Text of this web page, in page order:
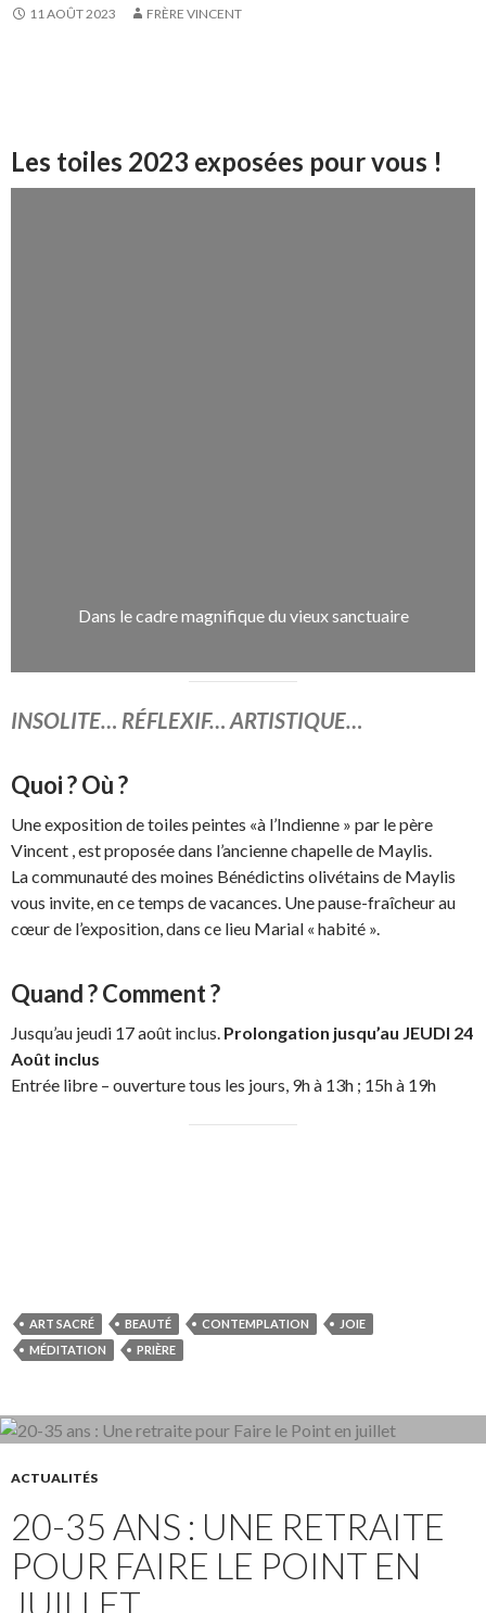
11 AOÛT 2023 FRÈRE VINCENT
Les toiles 2023 exposées pour vous !
Dans le cadre magnifique du vieux sanctuaire
INSOLITE… RÉFLEXIF… ARTISTIQUE…
Quoi ? Où ?
Une exposition de toiles peintes «à l’Indienne » par le père
Vincent , est proposée dans l’ancienne chapelle de Maylis.
La communauté des moines Bénédictins olivétains de Maylis
vous invite, en ce temps de vacances. Une pause-fraîcheur au
cœur de l’exposition, dans ce lieu Marial « habité ».
Quand ? Comment ?
Jusqu’au jeudi 17 août inclus. Prolongation jusqu’au JEUDI 24
Août inclus
Entrée libre – ouverture tous les jours, 9h à 13h ; 15h à 19h
ART SACRÉ BEAUTÉ CONTEMPLATION
JOIE
MÉDITATION
PRIÈRE
ACTUALITÉS
20-35 ANS : UNE RETRAITE
POUR FAIRE LE POINT EN
JUILLET